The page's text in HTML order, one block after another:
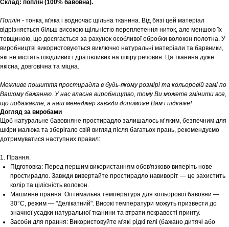
Склад: поплін (100% бавовна).
Поплін - тонка, м'яка і водночас щільна тканина. Від бязі цей матеріал
відрізняється більш високою щільністю переплетення ниток, але меншою їх
товщиною, що досягається за рахунок особливої обробки волокон полотна. У
виробництві використовуються виключно натуральні матеріали та барвники,
які не містять шкідливих і дратівливих на шкіру речовин. Ця тканина дуже
якісна, довговічна та міцна.
Можливе пошиття простирадла в будь-якому розмірі та кольоровій гамі по
Вашому бажанню. У нас власне виробництво, тому Ви можете змінити все,
що побажаєте, а наш менеджер завжди допоможе Вам і підкаже!
Догляд за виробами
Щоб натуральне бавовняне простирадло залишалось м’яким, безпечним для
шкіри малюка та зберігало свій вигляд після багатьох прань, рекомендуємо
дотримуватися наступних правил:
1. Прання.
Підготовка: Перед першим використанням обов'язково виперіть нове
простирадло. Завжди вивертайте простирадло навиворіт — це захистить
колір та цілісність волокон.
Машинне прання: Оптимальна температура для кольорової бавовни —
30°С, режим — "Делікатний". Високі температури можуть призвести до
значної усадки натуральної тканини та втрати яскравості принту.
Засоби для прання: Використовуйте м'які рідкі гелі (бажано дитячі або